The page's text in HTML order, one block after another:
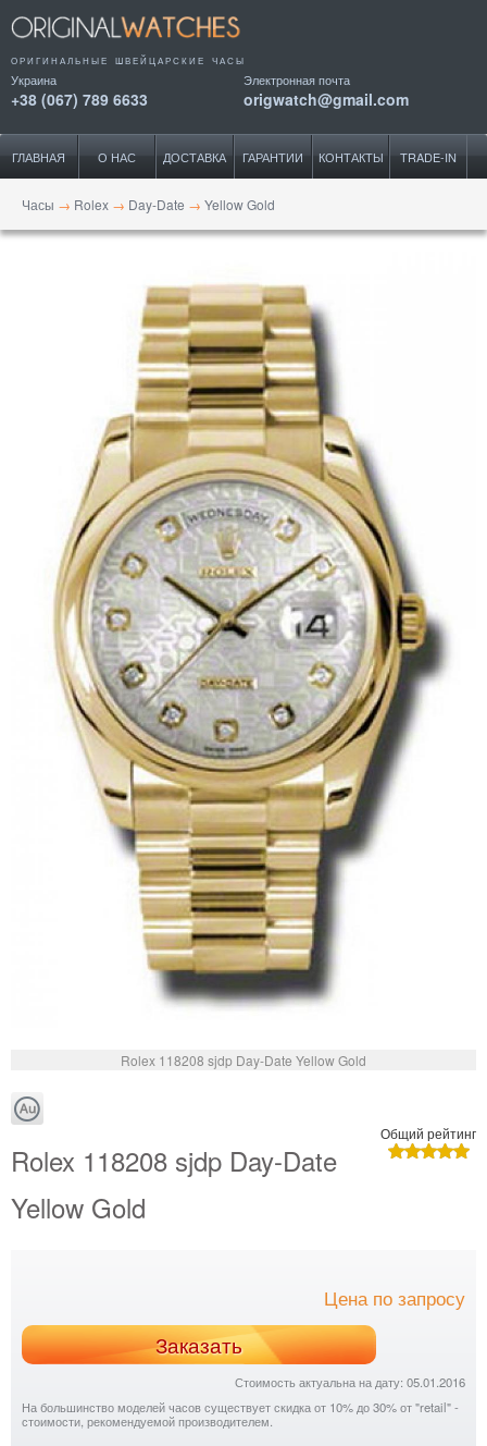
ОРИГИНАЛЬНЫЕ ШВЕЙЦАРСКИЕ ЧАСЫ
Украина
+38 (067) 789 6633
Электронная почта
origwatch@gmail.com
ГЛАВНАЯ О НАС ДОСТАВКА ГАРАНТИИ КОНТАКТЫ TRADE-IN
Часы → Rolex → Day-Date → Yellow Gold
Rolex 118208 sjdp Day-Date Yellow Gold
Общий рейтинг
Rolex 118208 sjdp Day-Date
Yellow Gold
Цена по запросу
Заказать
Стоимость актуальна на дату: 05.01.2016
На большинство моделей часов существует скидка от 10% до 30% от "retail" -
стоимости, рекомендуемой производителем.